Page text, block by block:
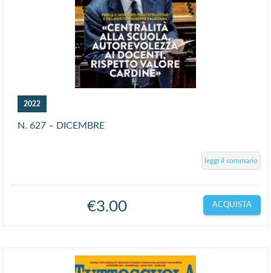
2022
N. 627 – DICEMBRE
leggi il sommario
€3.00 ACQUISTA